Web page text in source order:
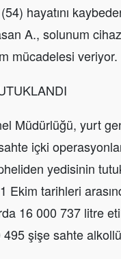
hayatını
A., solunum
mücadelesi veriyor.
Müdürlüğü, yurt
içki
yedisinin
Ekim tarihleri
16 000 737 litre
şişe sahte